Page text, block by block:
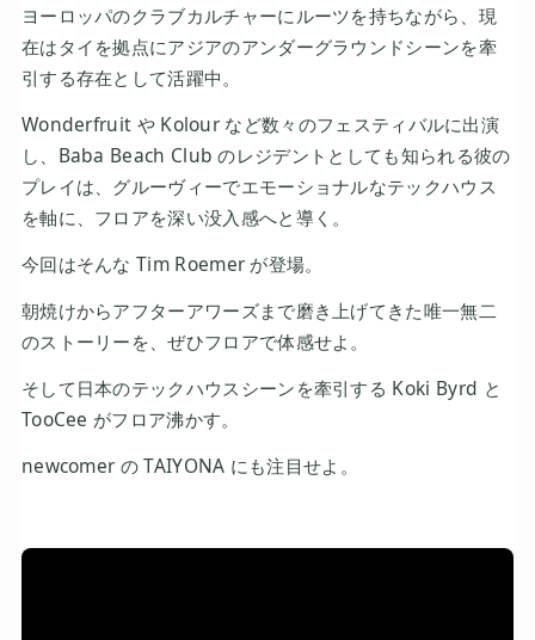
ヨーロッパのクラブカルチャーにルーツを持ちながら、現
在はタイを拠点にアジアのアンダーグラウンドシーンを牽
引する存在として活躍中。
Wonderfruit や Kolour など数々のフェスティバルに出演
し、Baba Beach Club のレジデントとしても知られる彼の
プレイは、グルーヴィーでエモーショナルなテックハウス
を軸に、フロアを深い没入感へと導く。
今回はそんな Tim Roemer が登場。
朝焼けからアフターアワーズまで磨き上げてきた唯一無二
のストーリーを、ぜひフロアで体感せよ。
そして日本のテックハウスシーンを牽引する Koki Byrd と
TooCee がフロア沸かす。
newcomer の TAIYONA にも注目せよ。